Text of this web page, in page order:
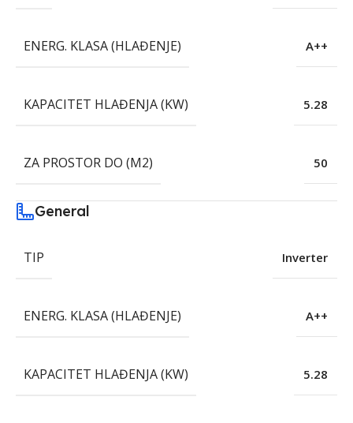
ENERG. KLASA (HLAĐENJE) A++
KAPACITET HLAĐENJA (KW) 5.28
ZA PROSTOR DO (M2) 50
General
TIP Inverter
ENERG. KLASA (HLAĐENJE) A++
KAPACITET HLAĐENJA (KW) 5.28